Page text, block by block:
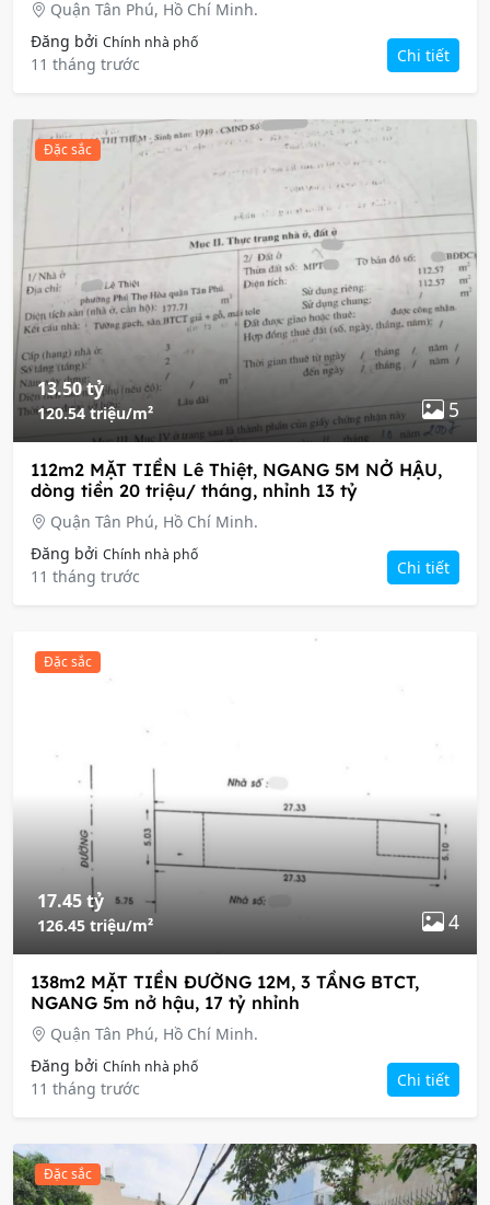
Quận Tân Phú, Hồ Chí Minh.
Đăng bởi Chính nhà phố
11 tháng trước Chi tiết
Đặc sắc
13.50 tỷ
120.54 triệu/m² 5
112m2 MẶT TIỀN Lê Thiệt, NGANG 5M NỞ HẬU,
dòng tiền 20 triệu/ tháng, nhỉnh 13 tỷ
Quận Tân Phú, Hồ Chí Minh.
Đăng bởi Chính nhà phố
11 tháng trước Chi tiết
Đặc sắc
17.45 tỷ
126.45 triệu/m² 4
138m2 MẶT TIỀN ĐƯỜNG 12M, 3 TẦNG BTCT,
NGANG 5m nở hậu, 17 tỷ nhỉnh
Quận Tân Phú, Hồ Chí Minh.
Đăng bởi Chính nhà phố
11 tháng trước Chi tiết
Đặc sắc